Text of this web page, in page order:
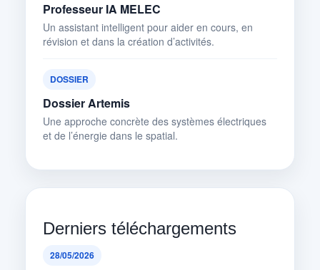
Professeur IA MELEC
Un assistant intelligent pour aider en cours, en
révision et dans la création d’activités.
DOSSIER
Dossier Artemis
Une approche concrète des systèmes électriques
et de l’énergie dans le spatial.
Derniers téléchargements
28/05/2026